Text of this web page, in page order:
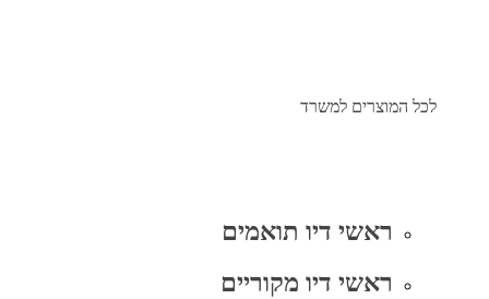
לכל המוצרים למשרד
ראשי דיו תואמים
ראשי דיו מקוריים